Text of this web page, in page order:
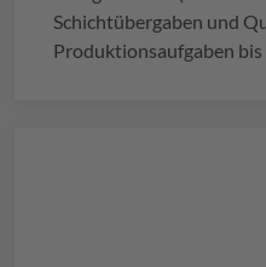
Schichtübergaben und
Produktionsaufgaben